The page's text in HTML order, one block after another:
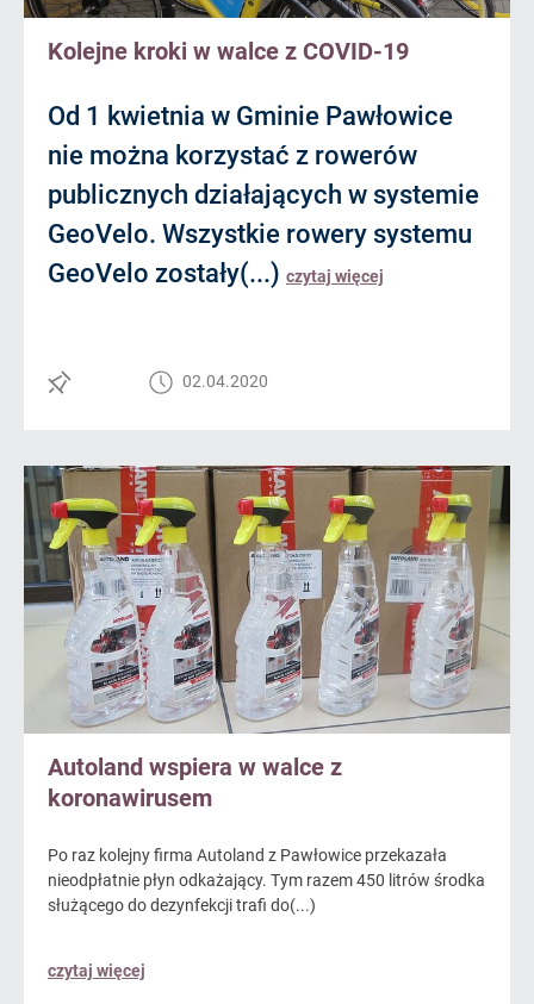
Kolejne kroki w walce z COVID-19
Od 1 kwietnia w Gminie Pawłowice
nie można korzystać z rowerów
publicznych działających w systemie
GeoVelo. Wszystkie rowery systemu
GeoVelo zostały(...) czytaj więcej
02.04.2020
Autoland wspiera w walce z
koronawirusem
Po raz kolejny firma Autoland z Pawłowice przekazała
nieodpłatnie płyn odkażający. Tym razem 450 litrów środka
służącego do dezynfekcji trafi do(...)
czytaj więcej